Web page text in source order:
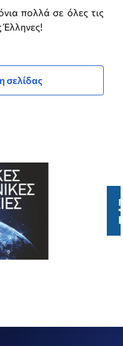
πολλά σε όλες τις
Έλληνες!
σελίδας